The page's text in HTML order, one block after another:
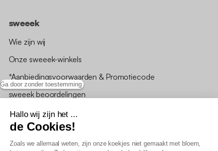
Ga door zonder toestemming
Hallo wij zijn het ...
de Cookies!
Zoals we allemaal weten, zijn onze koekjes niet gemaakt met bloem,
sweeek
Wie zijn wij
Onze sweeek-winkels
*Aanbiedingsvoorwaarden & Promotiecode
sweeek beoordelingen